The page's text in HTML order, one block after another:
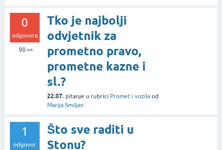
0
odgovora
90 👀
Tko je najbolji
odvjetnik za
prometno pravo,
prometne kazne i
sl.?
22.07. pitanje u rubrici Promet i vozila od
Marija Smiljan
1
odgovor
Što sve raditi u
Stonu?